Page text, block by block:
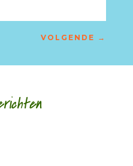
VOLGENDE →